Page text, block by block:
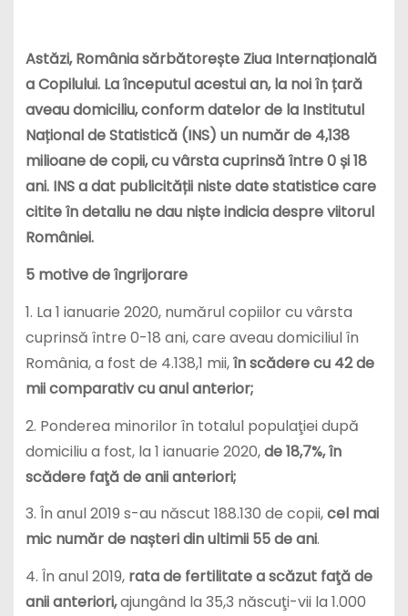
Astăzi, România sărbătorește Ziua Internațională
a Copilului. La începutul acestui an, la noi în țară
aveau domiciliu, conform datelor de la Institutul
Național de Statistică (INS) un număr de 4,138
milioane de copii, cu vârsta cuprinsă între 0 și 18
ani. INS a dat publicității niste date statistice care
citite în detaliu ne dau niște indicia despre viitorul
României.
5 motive de îngrijorare
1. La 1 ianuarie 2020, numărul copiilor cu vârsta
cuprinsă între 0-18 ani, care aveau domiciliul în
România, a fost de 4.138,1 mii,în scădere cu 42 de
mii comparativ cu anul anterior;
2. Ponderea minorilor în totalul populaţiei după
domiciliu a fost, la 1 ianuarie 2020,de 18,7%, în
scădere faţă de anii anteriori;
3. În anul 2019 s-au născut 188.130 de copii,cel mai
mic număr de nașteri din ultimii 55 de ani.
4. În anul 2019, rata de fertilitate a scăzut faţă de
anii anteriori,ajungând la 35,3 născuţi-vii la 1.000